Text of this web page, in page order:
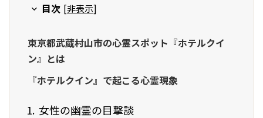
目次 [非表示]
東京都武蔵村山市の心霊スポット『ホテルクイ
ン』とは
『ホテルクイン』で起こる心霊現象
女性の幽霊の目撃談